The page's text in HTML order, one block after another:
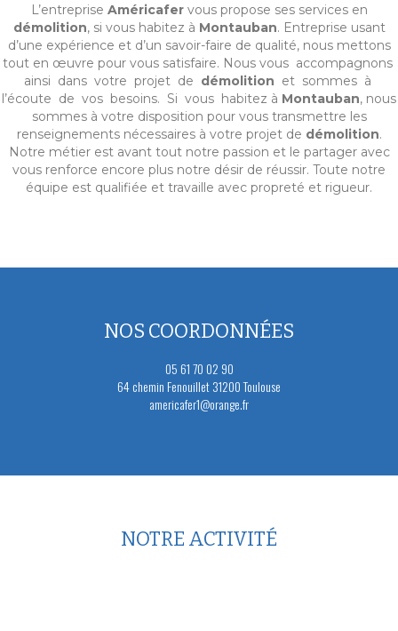
L’entreprise Américafervous propose ses services en
démolition, si vous habitez à Montauban. Entreprise usant
d’une expérience et d’un savoir-faire de qualité, nous mettons
tout en œuvre pour vous satisfaire. Nous vous accompagnons
ainsi dans votre projet de démolition et sommes à
l’écoute de vos besoins. Si vous habitez à Montauban, nous
sommes à votre disposition pour vous transmettre les
renseignements nécessaires à votre projet de démolition.
Notre métier est avant tout notre passion et le partager avec
vous renforce encore plus notre désir de réussir. Toute notre
équipe est qualifiée et travaille avec propreté et rigueur.
NOS COORDONNÉES
05 61 70 02 90
64 chemin Fenouillet 31200 Toulouse
americafer1@orange.fr
NOTRE ACTIVITÉ